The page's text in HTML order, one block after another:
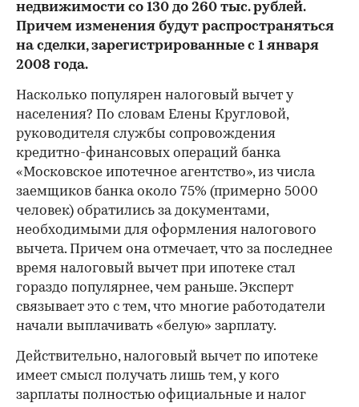
недвижимости со 130 до 260 тыс. рублей.
Причем изменения будут распространяться
на сделки, зарегистрированные с 1 января
2008 года.
Насколько популярен налоговый вычет у
населения? По словам Елены Кругловой,
руководителя службы сопровождения
кредитно-финансовых операций банка
«Московское ипотечное агентство», из числа
заемщиков банка около 75% (примерно 5000
человек) обратились за документами,
необходимыми для оформления налогового
вычета. Причем она отмечает, что за последнее
время налоговый вычет при ипотеке стал
гораздо популярнее, чем раньше. Эксперт
связывает это с тем, что многие работодатели
начали выплачивать «белую» зарплату.
Действительно, налоговый вычет по ипотеке
имеет смысл получать лишь тем, у кого
зарплаты полностью официальные и налог